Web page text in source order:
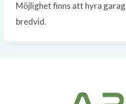
Möjlighet finns att hyra
bredvid.